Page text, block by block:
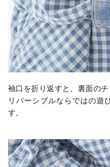
袖口を折り返すと、裏面の
リバーシブルならではの遊
す。